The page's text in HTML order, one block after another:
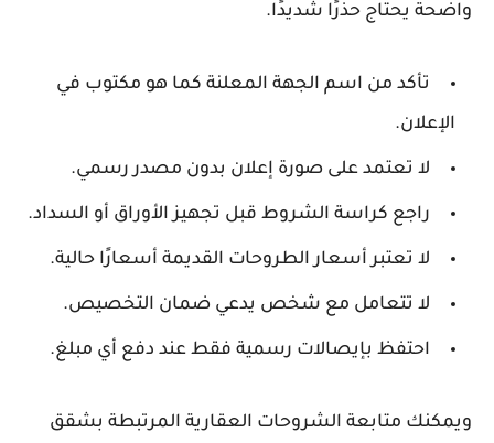
واضحة يحتاج حذرًا شديدًا.
تأكد من اسم الجهة المعلنة كما هو مكتوب في
الإعلان.
لا تعتمد على صورة إعلان بدون مصدر رسمي.
راجع كراسة الشروط قبل تجهيز الأوراق أو السداد.
لا تعتبر أسعار الطروحات القديمة أسعارًا حالية.
لا تتعامل مع شخص يدعي ضمان التخصيص.
احتفظ بإيصالات رسمية فقط عند دفع أي مبلغ.
ويمكنك متابعة الشروحات العقارية المرتبطة بشقق